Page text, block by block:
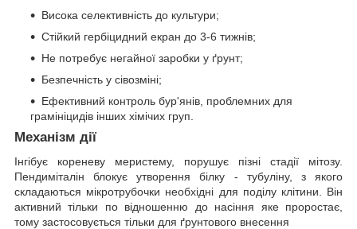
Висока селективність до культури;
Стійкий гербіцидний екран до 3-6 тижнів;
Не потребує негайної заробки у ґрунт;
Безпечність у сівозміні;
Ефективний контроль бур'янів, проблемних для
грамініцидів інших хімічих груп.
Механізм дії
Інгібує кореневу меристему, порушує пізні стадії мітозу.
Пендиміталін блокує утворення білку - тубуліну, з якого
складаються мікротрубочки необхідні для поділу клітини. Він
активний тільки по відношенню до насіння яке проростає,
тому застосовується тільки для ґрунтового внесення